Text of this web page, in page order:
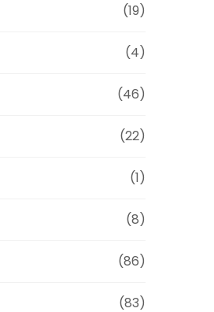
(19)
(4)
(46)
(22)
(1)
(8)
(86)
(83)